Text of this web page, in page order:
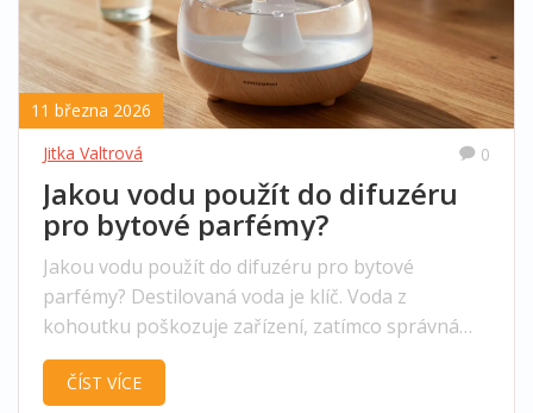
11 března 2026
Jitka Valtrová
0
Jakou vodu použít do difuzéru
pro bytové parfémy?
Jakou vodu použít do difuzéru pro bytové
parfémy? Destilovaná voda je klíč. Voda z
kohoutku poškozuje zařízení, zatímco správná
voda prodlužuje životnost a zlepšuje vůni.
Zjistěte, co funguje a co ne.
ČÍST VÍCE